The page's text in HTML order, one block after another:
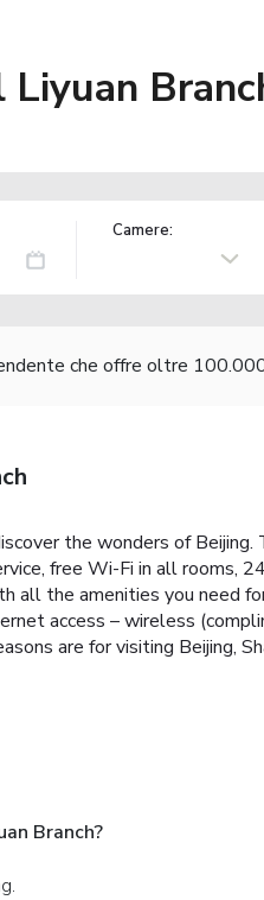
Camere:
che offre oltre
the wonders of
free Wi-Fi in all rooms,
all the amenities you need
access – wireless
are for visiting Beijing,
Branch?